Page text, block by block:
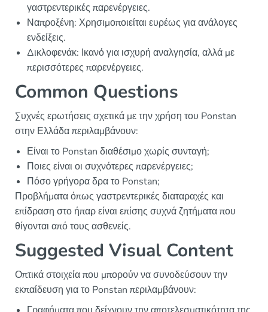
γαστρεντερικές παρενέργειες.
Ναπροξένη: Χρησιμοποιείται ευρέως για ανάλογες
ενδείξεις.
Δικλοφενάκ: Ικανό για ισχυρή αναλγησία, αλλά με
περισσότερες παρενέργειες.
Common Questions
Συχνές ερωτήσεις σχετικά με την χρήση του Ponstan
στην Ελλάδα περιλαμβάνουν:
Είναι το Ponstan διαθέσιμο χωρίς συνταγή;
Ποιες είναι οι συχνότερες παρενέργειες;
Πόσο γρήγορα δρα το Ponstan;
Προβλήματα όπως γαστρεντερικές διαταραχές και
επίδραση στο ήπαρ είναι επίσης συχνά ζητήματα που
θίγονται από τους ασθενείς.
Suggested Visual Content
Οπτικά στοιχεία που μπορούν να συνοδεύσουν την
εκπαίδευση για το Ponstan περιλαμβάνουν: